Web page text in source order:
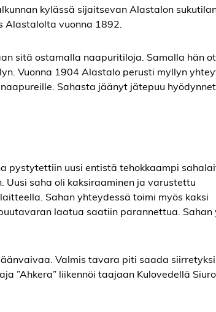
kylässä sijaitsevan Alastalon
Alastalolta vuonna 1892.
sitä ostamalla naapuritiloja. Samalla hän
Vuonna 1904 Alastalo perusti myllyn
Sahasta jäänyt jätepuu
pystytettiin uusi entistä tehokkaampi
saha oli kaksiraaminen ja varustettu
Sahan yhteydessä toimi myös kaksi
laatua saatiin parannettua. Sahan
Valmis tavara piti saada siirretyksi
”Ahkera” liikennöi taajaan Kulovedellä